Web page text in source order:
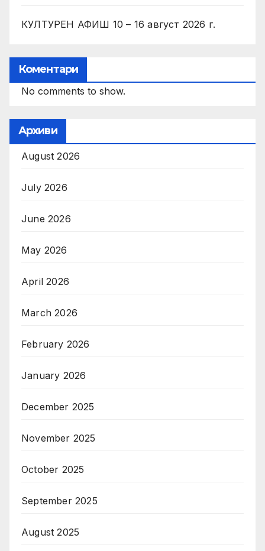
КУЛТУРЕН АФИШ 10 – 16 август 2026 г.
Коментари
No comments to show.
Архиви
August 2026
July 2026
June 2026
May 2026
April 2026
March 2026
February 2026
January 2026
December 2025
November 2025
October 2025
September 2025
August 2025